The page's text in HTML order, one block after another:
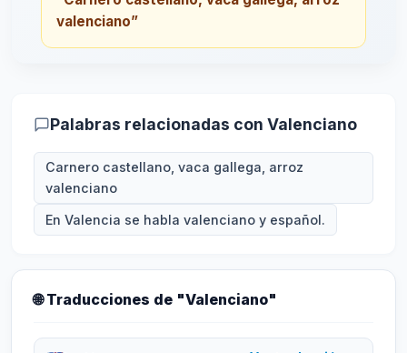
valenciano”
Palabras relacionadas con Valenciano
Carnero castellano, vaca gallega, arroz
valenciano
En Valencia se habla valenciano y español.
🌐 Traducciones de "Valenciano"